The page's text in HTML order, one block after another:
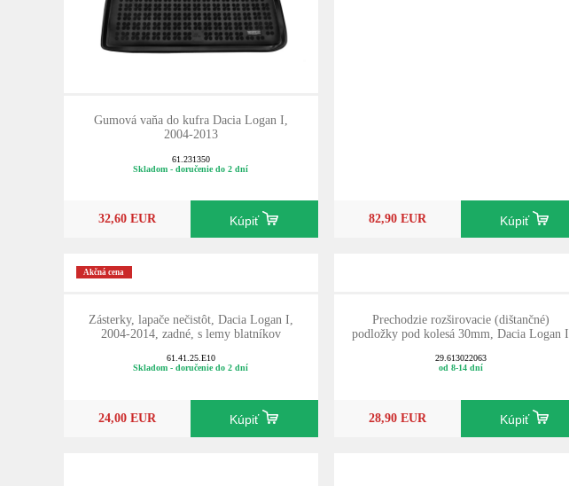
Gumová vaňa do kufra Dacia Logan I,
2004-2013
61.231350
Skladom - doručenie do 2 dní
32,60 EUR Kúpiť 82,90 EUR Kúpiť
Akčná cena
Zásterky, lapače nečistôt, Dacia Logan I,
2004-2014, zadné, s lemy blatníkov
61.41.25.E10
Skladom - doručenie do 2 dní
24,00 EUR Kúpiť
Prechodzie rozširovacie (dištančné)
podložky pod kolesá 30mm, Dacia Logan I
29.613022063
od 8-14 dní
28,90 EUR Kúpiť